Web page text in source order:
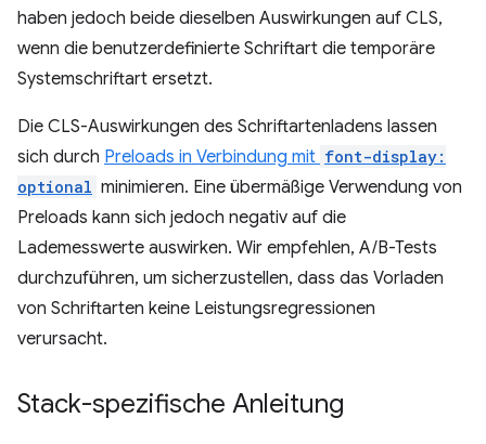
haben jedoch beide dieselben Auswirkungen auf CLS,
wenn die benutzerdefinierte Schriftart die temporäre
Systemschriftart ersetzt.
Die CLS-Auswirkungen des Schriftartenladens lassen
sich durch Preloads in Verbindung mit font-display:
optional minimieren. Eine übermäßige Verwendung von
Preloads kann sich jedoch negativ auf die
Lademesswerte auswirken. Wir empfehlen, A/B-Tests
durchzuführen, um sicherzustellen, dass das Vorladen
von Schriftarten keine Leistungsregressionen
verursacht.
Stack-spezifische Anleitung